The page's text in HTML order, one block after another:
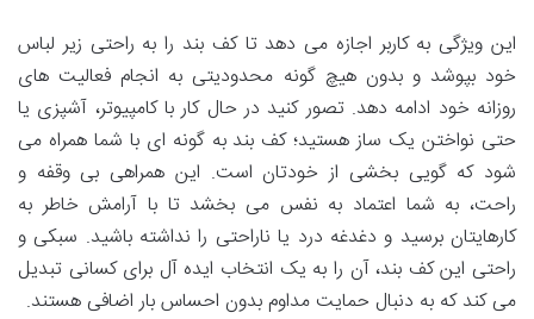
این ویژگی به کاربر اجازه می دهد تا کف بند را به راحتی زیر لباس
خود بپوشد و بدون هیچ گونه محدودیتی به انجام فعالیت های
روزانه خود ادامه دهد. تصور کنید در حال کار با کامپیوتر، آشپزی یا
حتی نواختن یک ساز هستید؛ کف بند به گونه ای با شما همراه می
شود که گویی بخشی از خودتان است. این همراهی بی وقفه و
راحت، به شما اعتماد به نفس می بخشد تا با آرامش خاطر به
کارهایتان برسید و دغدغه درد یا ناراحتی را نداشته باشید. سبکی و
راحتی این کف بند، آن را به یک انتخاب ایده آل برای کسانی تبدیل
می کند که به دنبال حمایت مداوم بدون احساس بار اضافی هستند.